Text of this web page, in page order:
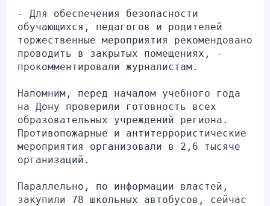
- Для обеспечения безопасности
обучающихся, педагогов и родителей
торжественные мероприятия рекомендовано
проводить в закрытых помещениях, -
прокомментировали журналистам.
Напомним, перед началом учебного года
на Дону проверили готовность всех
образовательных учреждений региона.
Противопожарные и антитеррористические
мероприятия организовали в 2,6 тысяче
организаций.
Параллельно, по информации властей,
закупили 78 школьных автобусов, сейчас